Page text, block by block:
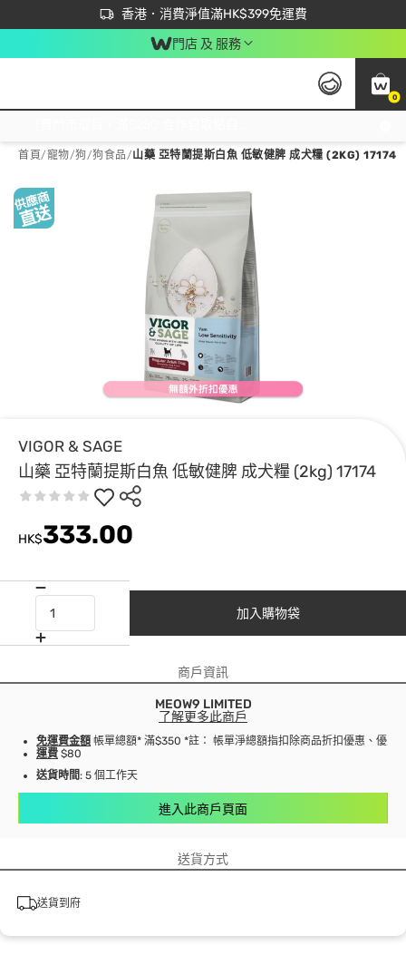
香港．消費淨值滿HK$399免運費
立即成為易賞錢會員盡享獨家優惠
首次APP下單買滿$450 輸入 NEWAPP 即減$50
門店 及 服務
0
首頁/寵物/狗/狗食品/山藥 亞特蘭提斯白魚 低敏健脾 成犬糧 (2KG) 17174
VIGOR & SAGE
山藥 亞特蘭提斯白魚 低敏健脾 成犬糧 (2kg) 17174
HK$333.00
加入購物袋
商戶資訊
MEOW9 LIMITED
了解更多此商戶
免運費金額 帳單總額* 滿$350 *註： 帳單淨總額指扣除商品折扣優惠、優惠
運費 $80
送貨時間: 5 個工作天
進入此商戶頁面
送貨方式
送貨到府